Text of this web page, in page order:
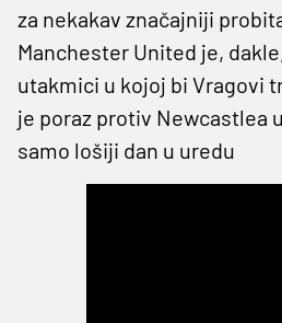
za nekakav značajniji
Manchester United je,
utakmici u kojoj bi Vragovi
je poraz protiv Newcastlea
samo lošiji dan u uredu